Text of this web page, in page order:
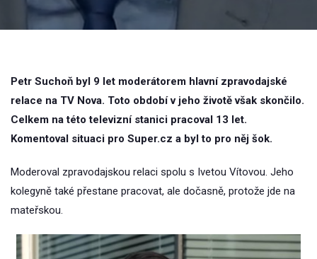
Petr Suchoň byl 9 let moderátorem hlavní zpravodajské
relace na TV Nova. Toto období v jeho životě však skončilo.
Celkem na této televizní stanici pracoval 13 let.
Komentoval situaci pro Super.cz a byl to pro něj šok.
Moderoval zpravodajskou relaci spolu s Ivetou Vítovou. Jeho
kolegyně také přestane pracovat, ale dočasně, protože jde na
mateřskou.